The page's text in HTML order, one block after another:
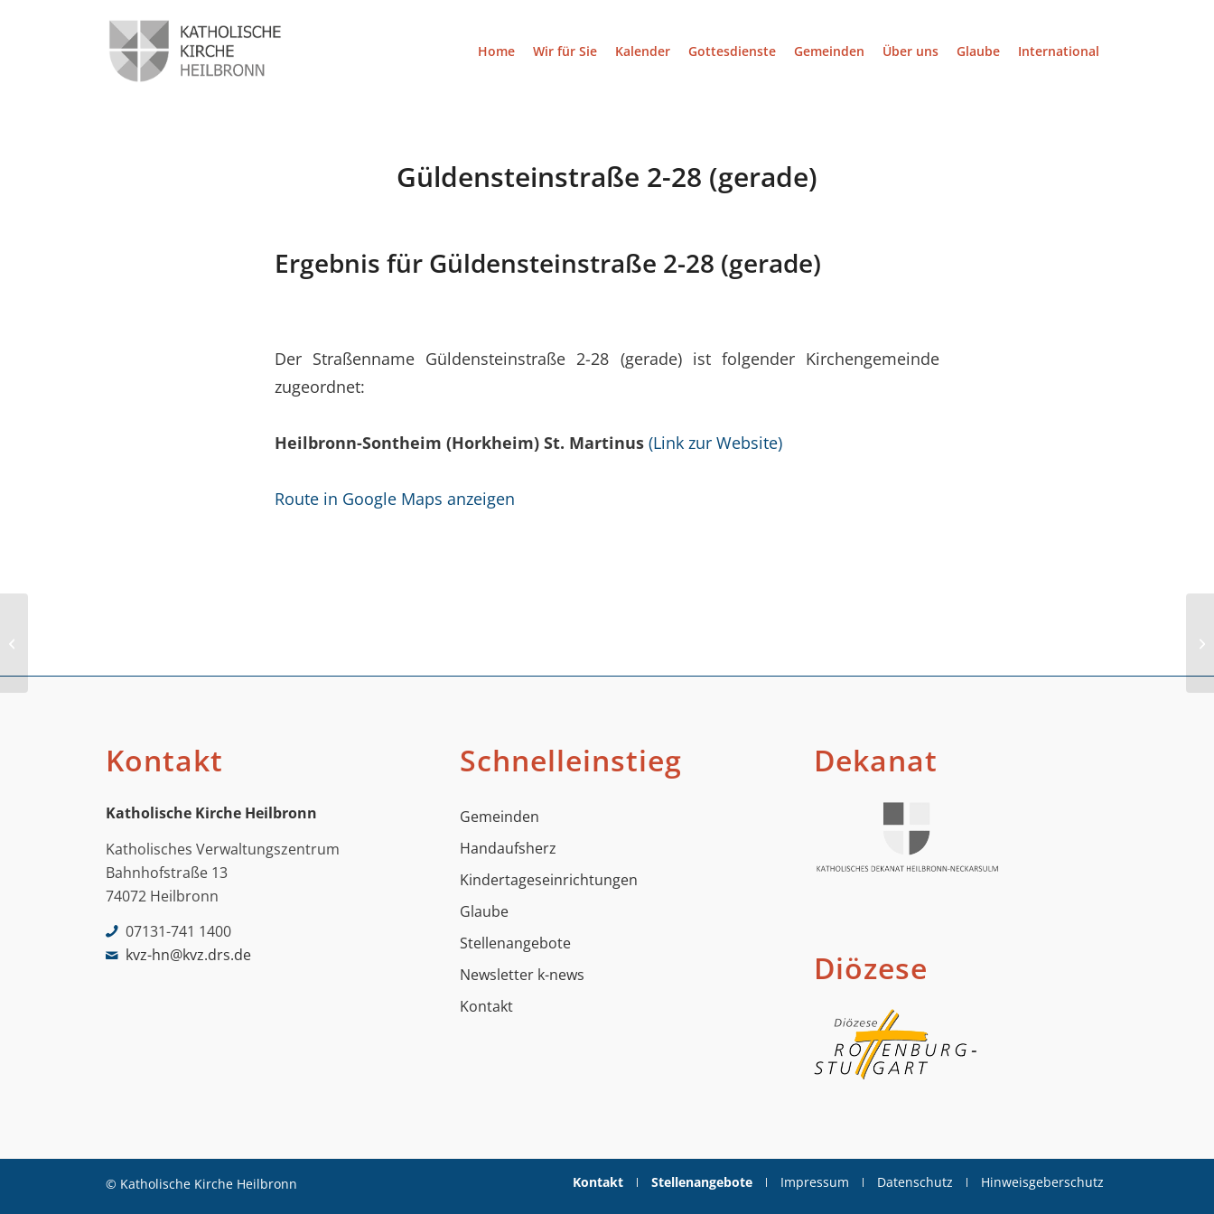
Home Wir für Sie Kalender Gottesdienste Gemeinden Über uns Glaube International
Güldensteinstraße 2-28 (gerade)
Ergebnis für Güldensteinstraße 2-28 (gerade)
Der Straßenname Güldensteinstraße 2-28 (gerade) ist folgender Kirchengemeinde
zugeordnet:
Heilbronn-Sontheim (Horkheim) St. Martinus (Link zur Website)
Route in Google Maps anzeigen
Kontakt
Katholische Kirche Heilbronn
Katholisches Verwaltungszentrum
Bahnhofstraße 13
74072 Heilbronn
07131-741 1400
kvz-hn@kvz.drs.de
Schnelleinstieg
Gemeinden
Handaufsherz
Kindertageseinrichtungen
Glaube
Stellenangebote
Newsletter k-news
Kontakt
Dekanat
Diözese
© Katholische Kirche Heilbronn Kontakt Stellenangebote Impressum Datenschutz Hinweisgeberschutz